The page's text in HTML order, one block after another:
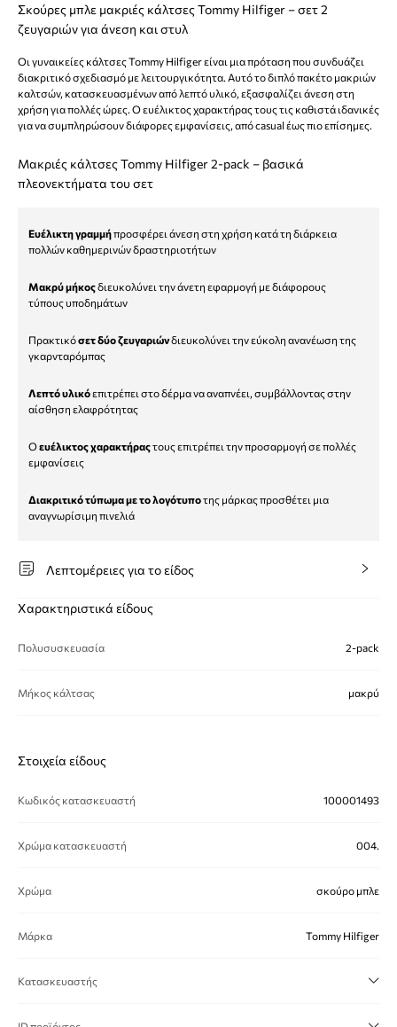
Σκούρες μπλε μακριές κάλτσες Tommy Hilfiger – σετ 2
ζευγαριών για άνεση και στυλ
Οι γυναικείες κάλτσες Tommy Hilfiger είναι μια πρόταση που συνδυάζει
διακριτικό σχεδιασμό με λειτουργικότητα. Αυτό το διπλό πακέτο μακριών
καλτσών, κατασκευασμένων από λεπτό υλικό, εξασφαλίζει άνεση στη
χρήση για πολλές ώρες. Ο ευέλικτος χαρακτήρας τους τις καθιστά ιδανικές
για να συμπληρώσουν διάφορες εμφανίσεις, από casual έως πιο επίσημες.
Μακριές κάλτσες Tommy Hilfiger 2-pack – βασικά
πλεονεκτήματα του σετ
Ευέλικτη γραμμήπροσφέρει άνεση στη χρήση κατά τη διάρκεια
πολλών καθημερινών δραστηριοτήτων
Μακρύ μήκοςδιευκολύνει την άνετη εφαρμογή με διάφορους
τύπους υποδημάτων
Πρακτικόσετ δύο ζευγαριώνδιευκολύνει την εύκολη ανανέωση της
γκαρνταρόμπας
Λεπτό υλικόεπιτρέπει στο δέρμα να αναπνέει, συμβάλλοντας στην
αίσθηση ελαφρότητας
Οευέλικτος χαρακτήραςτους επιτρέπει την προσαρμογή σε πολλές
εμφανίσεις
Διακριτικό τύπωμα με το λογότυποτης μάρκας προσθέτει μια
αναγνωρίσιμη πινελιά
Λεπτομέρειες για το είδος
Χαρακτηριστικά είδους
Πολυσυσκευασία 2-pack
Μήκος κάλτσας μακρύ
Στοιχεία είδους
Κωδικός κατασκευαστή 100001493
Χρώμα κατασκευαστή 004.
Χρώμα σκούρο μπλε
Μάρκα Tommy Hilfiger
Κατασκευαστής